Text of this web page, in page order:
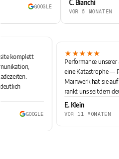
GOOGLE
C. Bianchi
VOR 6 MONATEN
komplett
Ladezeiten.
deutlich
GOOGLE
★★★★★
Performance
eine Katastrophe
Mainwerk hat sie
rankt uns seitdem
E. Klein
VOR 11 MONATEN